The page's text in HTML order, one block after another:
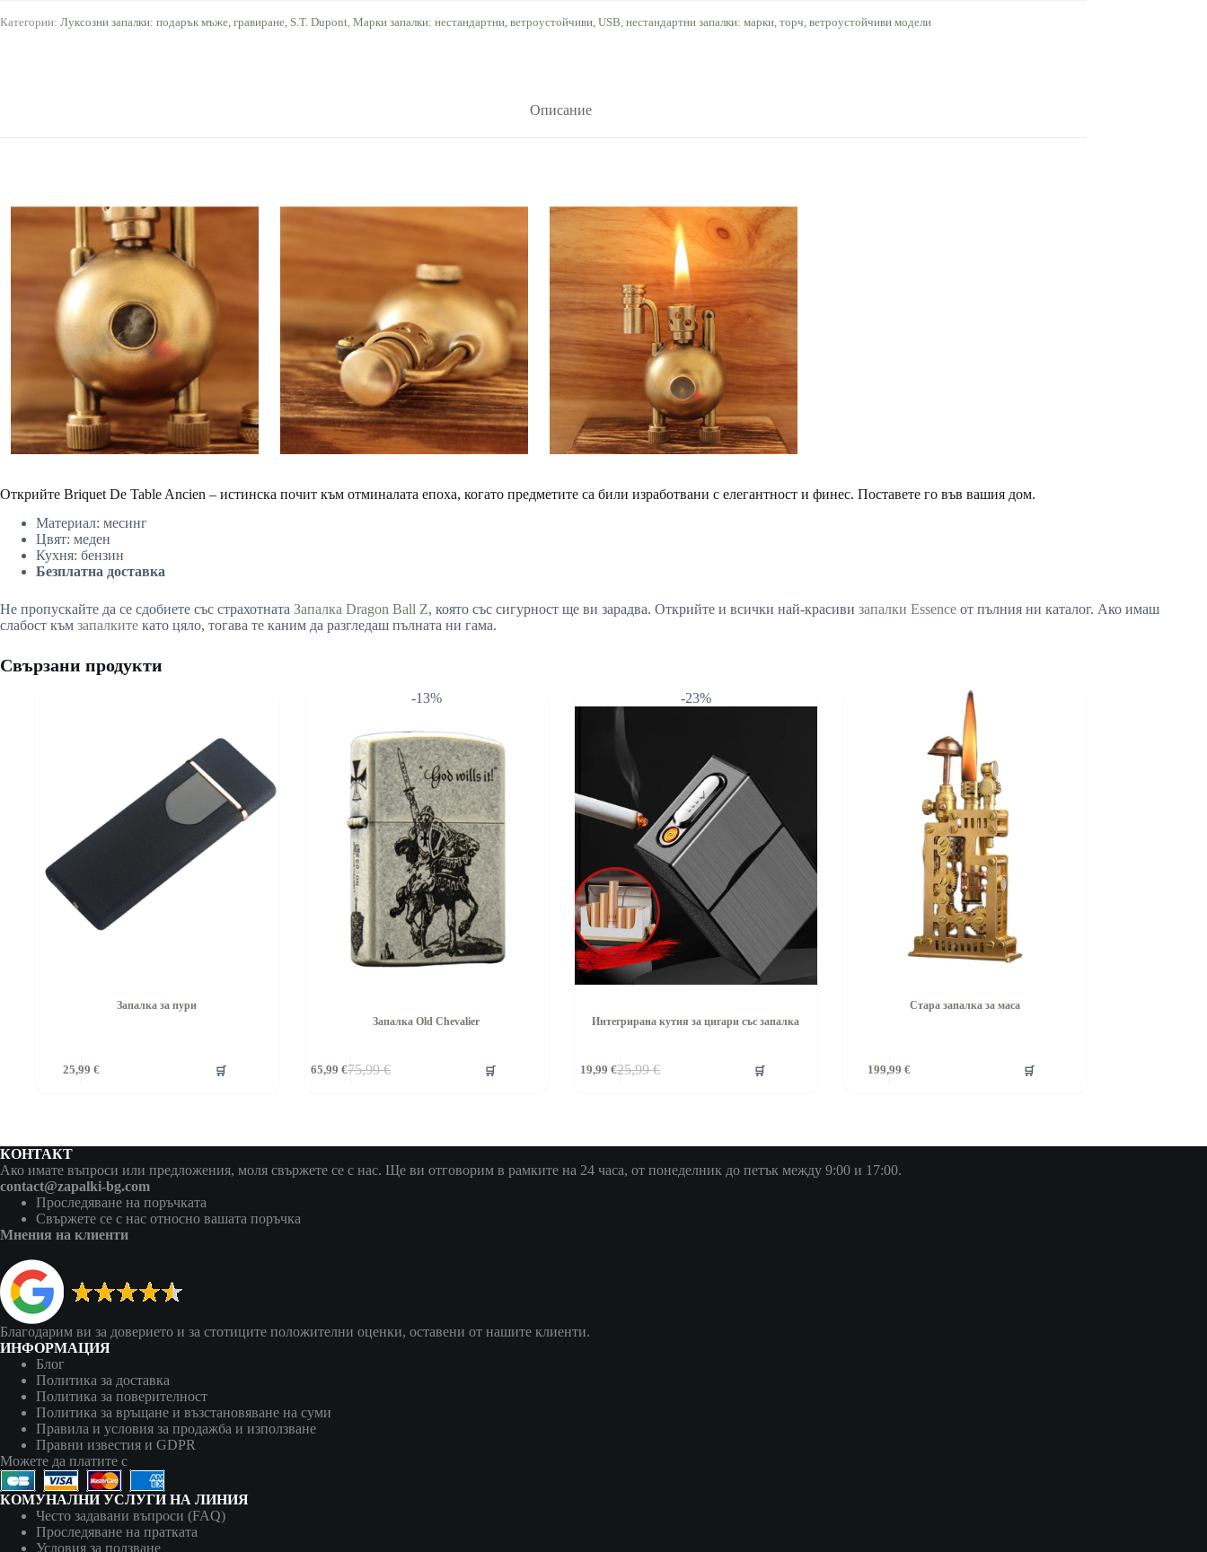
Категории: Луксозни запалки: подарък мъже, гравиране, S.T. Dupont Марки запалки: нестандартни, ветроустойчиви, USB нестандартни запалки: марки, торч, ветроустойчиви модели
Описание
Открийте Briquet De Table Ancien – истинска почит към отминалата епоха, когато предметите са били изработвани с елегантност и финес. Поставете го във вашия дом.
Материал: месинг
Цвят: меден
Кухня: бензин
Безплатна доставка
Не пропускайте да се сдобиете със страхотната Запалка Dragon Ball Z, която със сигурност ще ви зарадва. Открийте и всички най-красиви запалки Essence от пълния ни каталог. Ако имаш
слабост към запалките като цяло, тогава те каним да разгледаш пълната ни гама.
Свързани продукти
Запалка за пури
25,99 € 🛒
-13%
Запалка Old Chevalier
75,99€
Original
65,99 €Текущата
🛒
-23%
Интегрирана кутия за цигари със запалка
25,99€
Original
19,99 €Текущата
🛒
Стара запалка за маса
199,99€ 🛒
КОНТАКТ
Ако имате въпроси или предложения, моля свържете се с нас. Ще ви отговорим в рамките на 24 часа, от понеделник до петък между 9:00 и 17:00.
contact@zapalki-bg.com
Проследяване на поръчката
Свържете се с нас относно вашата поръчка
Мнения на клиенти
Благодарим ви за доверието и за стотиците положителни оценки, оставени от нашите клиенти.
ИНФОРМАЦИЯ
Блог
Политика за доставка
Политика за поверителност
Политика за връщане и възстановяване на суми
Правила и условия за продажба и използване
Правни известия и GDPR
Можете да платите с
КОМУНАЛНИ УСЛУГИ НА ЛИНИЯ
Често задавани въпроси (FAQ)
Проследяване на пратката
Условия за ползване